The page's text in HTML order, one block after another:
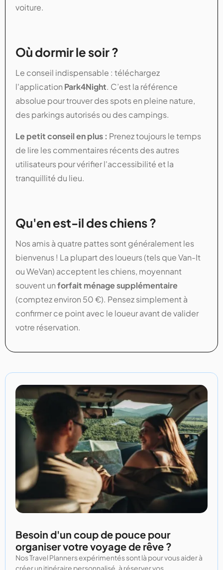
voiture.
Où dormir le soir ?
Le conseil indispensable : téléchargez
l'application Park4Night. C’est la référence
absolue pour trouver des spots en pleine nature,
des parkings autorisés ou des campings.
Le petit conseil en plus : Prenez toujours le temps
de lire les commentaires récents des autres
utilisateurs pour vérifier l'accessibilité et la
tranquillité du lieu.
Qu'en est-il des chiens ?
Nos amis à quatre pattes sont généralement les
bienvenus ! La plupart des loueurs (tels que Van-It
ou WeVan) acceptent les chiens, moyennant
souvent unforfait ménage supplémentaire
(comptez environ 50 €). Pensez simplement à
confirmer ce point avec le loueur avant de valider
votre réservation.
Besoin d'un coup de pouce pour
organiser votre voyage de rêve ?
Nos Travel Planners expérimentés sont là pour vous aider à
créer un itinéraire personnalisé, à réserver vos